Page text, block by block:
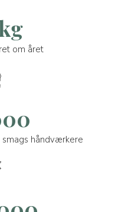
om året
håndværkere